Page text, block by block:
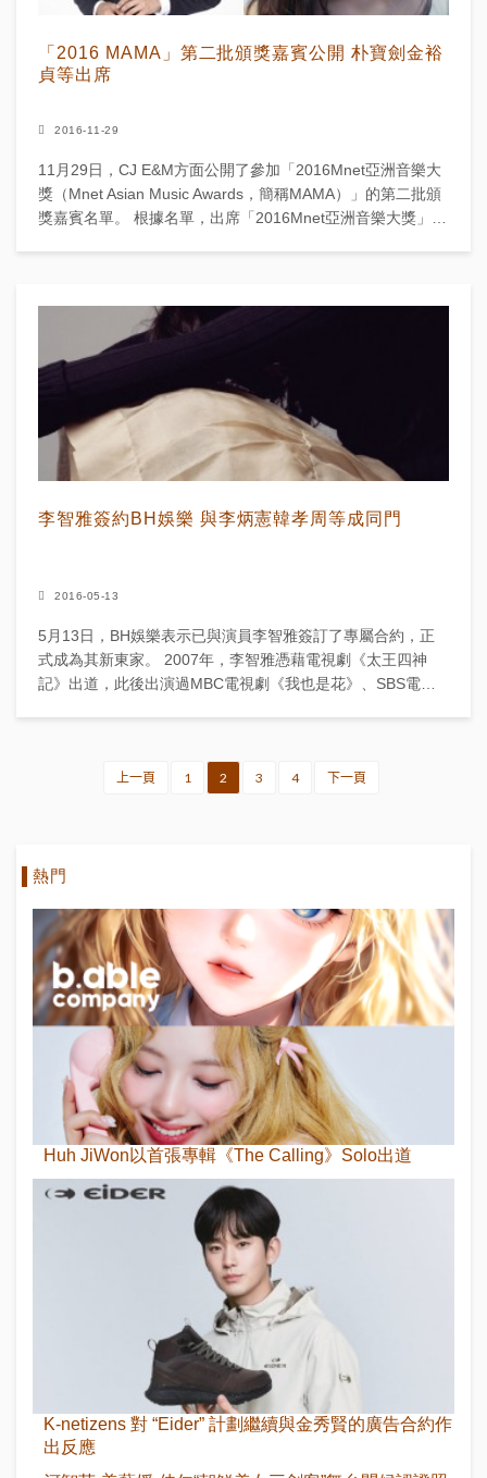
「2016 MAMA」第二批頒獎嘉賓公開 朴寶劍金裕
貞等出席
2016-11-29
11月29日，CJ E&M方面公開了參加「2016Mnet亞洲音樂大
獎（Mnet Asian Music Awards，簡稱MAMA）」的第二批頒
獎嘉賓名單。 根據名單，出席「2016Mnet亞洲音樂大獎」
李智雅簽約BH娛樂 與李炳憲韓孝周等成同門
2016-05-13
5月13日，BH娛樂表示已與演員李智雅簽訂了專屬合約，正
式成為其新東家。 2007年，李智雅憑藉電視劇《太王四神
記》出道，此後出演過MBC電視劇《我也是花》、SBS電視
上一頁 1 2 3 4 下一頁
熱門
Huh JiWon以首張專輯《The Calling》Solo出道
K-netizens 對 “Eider” 計劃繼續與金秀賢的廣告合約作
出反應